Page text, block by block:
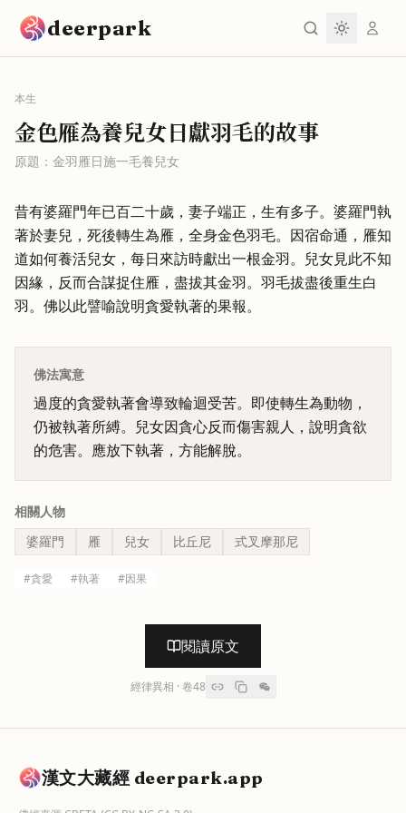
deerpark
本生
金色雁為養兒女日獻羽毛的故事
原題： 金羽雁日施一毛養兒女
昔有婆羅門年已百二十歲，妻子端正，生有多子。婆羅門執
著於妻兒，死後轉生為雁，全身金色羽毛。因宿命通，雁知
道如何養活兒女，每日來訪時獻出一根金羽。兒女見此不知
因緣，反而合謀捉住雁，盡拔其金羽。羽毛拔盡後重生白
羽。佛以此譬喻說明貪愛執著的果報。
佛法寓意
過度的貪愛執著會導致輪迴受苦。即使轉生為動物，
仍被執著所縛。兒女因貪心反而傷害親人，說明貪欲
的危害。應放下執著，方能解脫。
相關人物
婆羅門
雁 兒女 比丘尼 式叉摩那尼
#貪愛 #執著 #因果
閱讀原文
經律異相 · 卷48
漢文大藏經 deerpark.app